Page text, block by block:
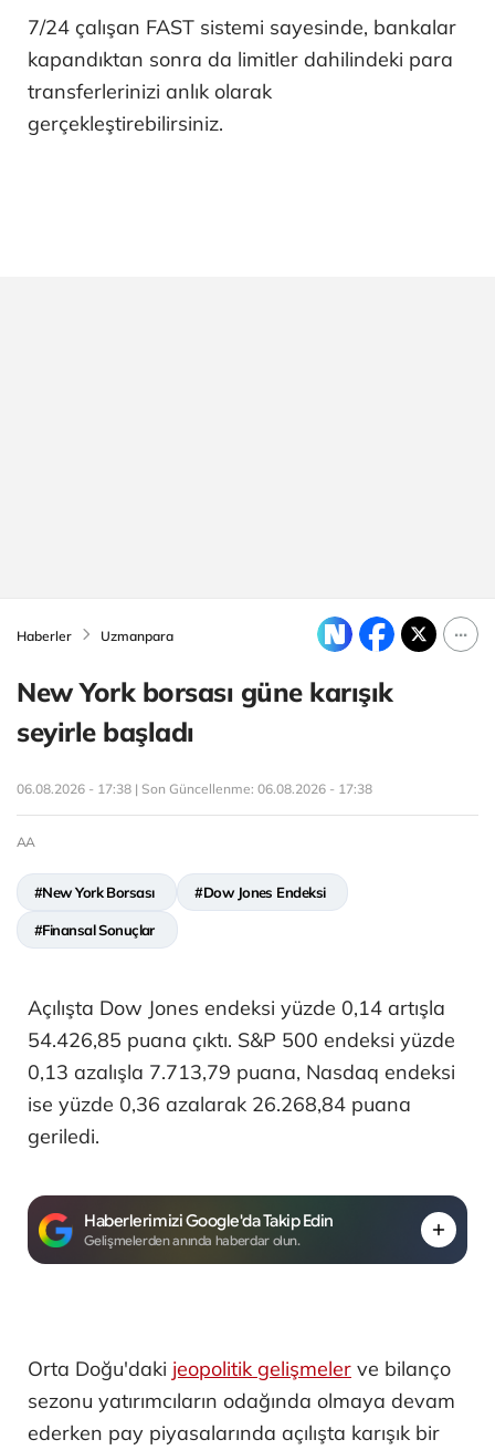
7/24 çalışan FAST sistemi sayesinde, bankalar
kapandıktan sonra da limitler dahilindeki para
transferlerinizi anlık olarak
gerçekleştirebilirsiniz.
Haberler Uzmanpara
New York borsası güne karışık
seyirle başladı
06.08.2026 - 17:38 | Son Güncellenme: 06.08.2026 - 17:38
AA
#New York Borsası #Dow Jones Endeksi
#Finansal Sonuçlar
Açılışta Dow Jones endeksi yüzde 0,14 artışla
54.426,85 puana çıktı. S&P 500 endeksi yüzde
0,13 azalışla 7.713,79 puana, Nasdaq endeksi
ise yüzde 0,36 azalarak 26.268,84 puana
geriledi.
Haberlerimizi Google'da Takip Edin
Gelişmelerden anında haberdar olun.
Orta Doğu'daki jeopolitik gelişmeler ve bilanço
sezonu yatırımcıların odağında olmaya devam
ederken pay piyasalarında açılışta karışık bir